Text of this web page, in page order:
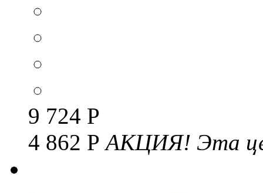
9 724 Р
4 862 РАКЦИЯ! Эта